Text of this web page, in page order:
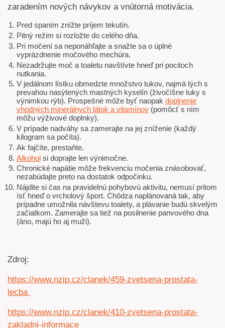
zaradením nových návykov a vnútorná motivácia.
Pred spaním znížte príjem tekutín.
Pitný režim si rozložte do celého dňa.
Pri močení sa neponáhľajte a snažte sa o úplné
vyprázdnenie močového mechúra.
Nezadržujte moč a toaletu navštívte hneď pri pocitoch
nutkania.
V jedálnom lístku obmedzte množstvo tukov, najmä tých s
prevahou nasýtených mastných kyselín (živočíšne tuky s
výnimkou rýb). Prospešné môže byť naopak doplnenie
vhodných minerálnych látok a vitamínov(pomôcť s ním
môžu výživové doplnky).
V prípade nadváhy sa zamerajte na jej zníženie (každý
kilogram sa počíta).
Ak fajčíte, prestaňte.
Alkoholsi doprajte len výnimočne.
Chronické napätie môže frekvenciu močenia znásobovať,
nezabúdajte preto na dostatok odpočinku.
Nájdite si čas na pravidelnú pohybovú aktivitu, nemusí pritom
ísť hneď o vrcholový šport. Chôdza naplánovaná tak, aby
prípadne umožnila návštevu toalety, a plávanie budú skvelým
začiatkom. Zamerajte sa tiež na posilnenie panvového dna
(áno, majú ho aj muži).
Zdroj:
https://www.nzip.cz/clanek/459-zvetsena-prostata-
lecba
https://www.nzip.cz/clanek/410-zvetsena-prostata-
zakladni-informace